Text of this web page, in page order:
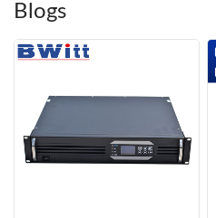
Blogs